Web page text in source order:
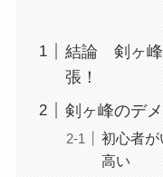
結論 剣ヶ峰
張！
剣ヶ峰のデ
初心者
高い